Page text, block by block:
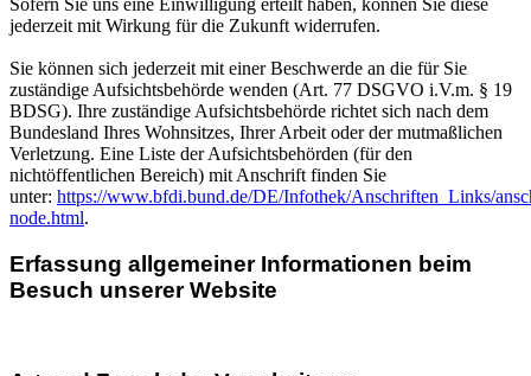
jederzeit mit Wirkung für die Zukunft widerrufen.
Sie können sich jederzeit mit einer Beschwerde an die für Sie
zuständige Aufsichtsbehörde wenden (Art. 77 DSGVO i.V.m. § 19
BDSG). Ihre zuständige Aufsichtsbehörde richtet sich nach dem
Bundesland Ihres Wohnsitzes, Ihrer Arbeit oder der mutmaßlichen
Verletzung. Eine Liste der Aufsichtsbehörden (für den
nichtöffentlichen Bereich) mit Anschrift finden Sie
unter: https://www.bfdi.bund.de/DE/Infothek/Anschriften_Links/
node.html.
Erfassung allgemeiner Informationen beim
Besuch unserer Website